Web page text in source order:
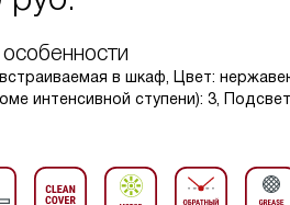
в шкаф, Цвет:
интенсивной ступени): 3,